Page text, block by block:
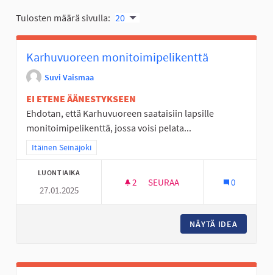
Tulosten määrä sivulla: 20
Karhuvuoreen monitoimipelikenttä
Suvi Vaismaa
EI ETENE ÄÄNESTYKSEEN
Ehdotan, että Karhuvuoreen saataisiin lapsille
monitoimipelikenttä, jossa voisi pelata...
Rajaa tulokset teeman mukaan: Itäinen Seinäjoki
Itäinen Seinäjoki
LUONTIAIKA
27.01.2025
2 2 SEURAAJAA
SEURAA 0
NÄYTÄ IDEA